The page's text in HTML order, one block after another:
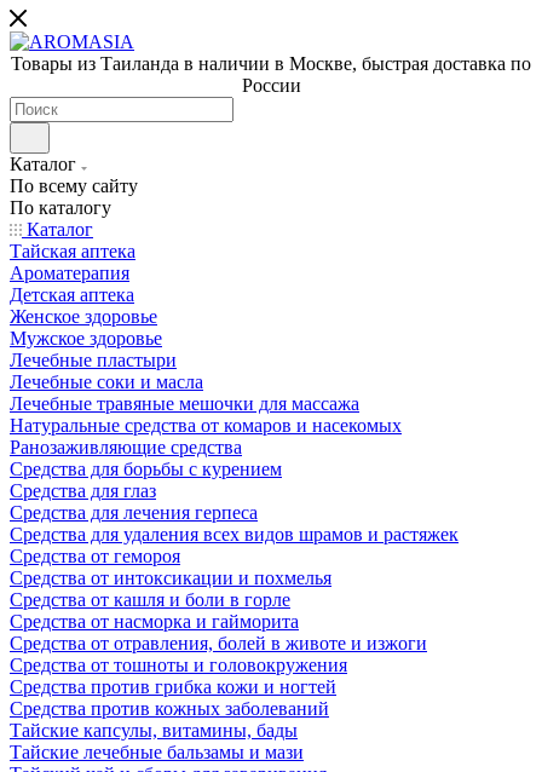
Товары из Таиланда в наличии в Москве, быстрая доставка по
России
Каталог
По всему сайту
По каталогу
Каталог
Тайская аптека
Ароматерапия
Детская аптека
Женское здоровье
Мужское здоровье
Лечебные пластыри
Лечебные соки и масла
Лечебные травяные мешочки для массажа
Натуральные средства от комаров и насекомых
Ранозаживляющие средства
Средства для борьбы с курением
Средства для глаз
Средства для лечения герпеса
Средства для удаления всех видов шрамов и растяжек
Средства от гемороя
Средства от интоксикации и похмелья
Средства от кашля и боли в горле
Средства от насморка и гайморита
Средства от отравления, болей в животе и изжоги
Средства от тошноты и головокружения
Средства против грибка кожи и ногтей
Средства против кожных заболеваний
Тайские капсулы, витамины, бады
Тайские лечебные бальзамы и мази